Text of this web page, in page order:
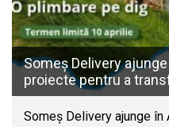
Someș Delivery
proiecte pentru a
Someș Delivery ajunge